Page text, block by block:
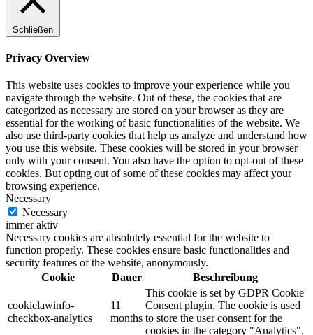
Schließen
Privacy Overview
This website uses cookies to improve your experience while you
navigate through the website. Out of these, the cookies that are
categorized as necessary are stored on your browser as they are
essential for the working of basic functionalities of the website. We
also use third-party cookies that help us analyze and understand how
you use this website. These cookies will be stored in your browser
only with your consent. You also have the option to opt-out of these
cookies. But opting out of some of these cookies may affect your
browsing experience.
Necessary
Necessary
immer aktiv
Necessary cookies are absolutely essential for the website to
function properly. These cookies ensure basic functionalities and
security features of the website, anonymously.
Cookie
Dauer Beschreibung
cookielawinfo-
checkbox-analytics
11
months
This cookie is set by GDPR Cookie
Consent plugin. The cookie is used
to store the user consent for the
cookies in the category "Analytics".